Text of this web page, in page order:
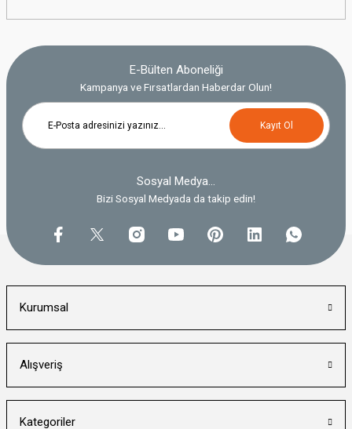
E-Bülten Aboneliği
Kampanya ve Fırsatlardan Haberdar Olun!
Kayıt Ol
Sosyal Medya...
Bizi Sosyal Medyada da takip edin!
Kurumsal
Alışveriş
Kategoriler